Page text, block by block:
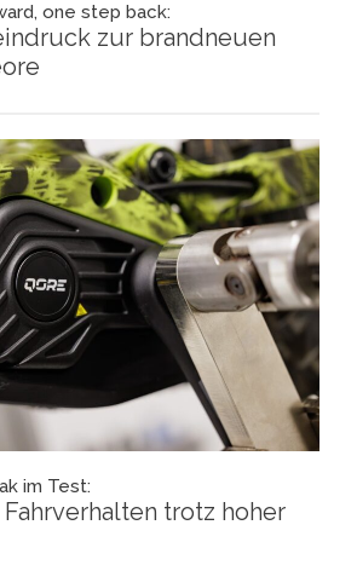
one step back:
zur brandneuen
im Test:
trotz hoher